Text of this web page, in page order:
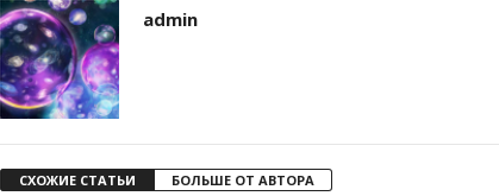
admin
СХОЖИЕ СТАТЬИ БОЛЬШЕ ОТ АВТОРА